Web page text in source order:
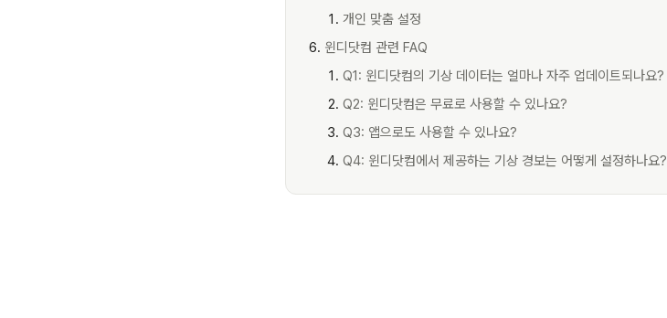
개인 맞춤 설정
윈디닷컴 관련 FAQ
Q1: 윈디닷컴의 기상 데이터는 얼마나 자주 업데이트되나요?
Q2: 윈디닷컴은 무료로 사용할 수 있나요?
Q3: 앱으로도 사용할 수 있나요?
Q4: 윈디닷컴에서 제공하는 기상 경보는 어떻게 설정하나요?